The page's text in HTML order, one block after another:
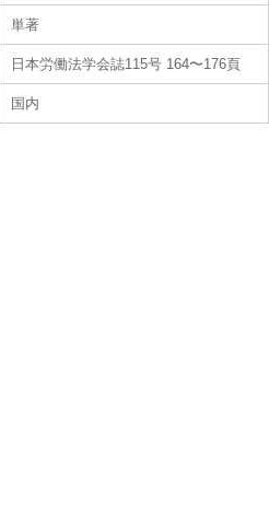
単著
日本労働法学会誌115号 164〜176頁
国内